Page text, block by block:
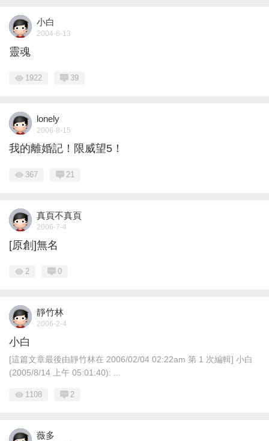
小白
2004-6-13
靈魂
1922 39
lonely
2006-8-15
我的離婚記！限威望5！
367 21
真頁不真頁
2006-7-4
[原創]無名
2 0
靜竹林
2006-2-4
小白
[這篇文章最後由靜竹林在 2006/02/04 02:22am 第 1 次編輯] 小白
(2005/8/14 上午 05:01:40): ...
1108 2
薇多